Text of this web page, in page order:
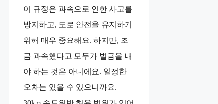
이 규정은 과속으로 인한 사고를
방지하고, 도로 안전을 유지하기
위해 매우 중요해요. 하지만, 조
금 과속했다고 모두가 벌금을 내
야 하는 것은 아니에요. 일정한
오차는 있을 수 있으니까요.